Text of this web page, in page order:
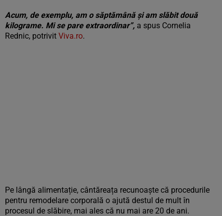
Acum, de exemplu, am o săptămână și am slăbit două
kilograme. Mi se pare extraordinar”, a spus Cornelia
Rednic, potrivit Viva.ro.
Pe lângă alimentație, cântăreața recunoaște că procedurile
pentru remodelare corporală o ajută destul de mult în
procesul de slăbire, mai ales că nu mai are 20 de ani.